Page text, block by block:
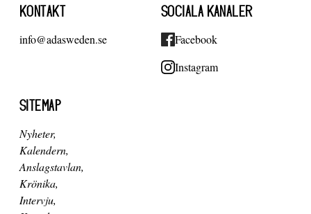
KONTAKT
info@adasweden.se
SOCIALA KANALER
Facebook
Instagram
SITEMAP
Nyheter
Kalendern
Anslagstavlan
Krönika
Intervju